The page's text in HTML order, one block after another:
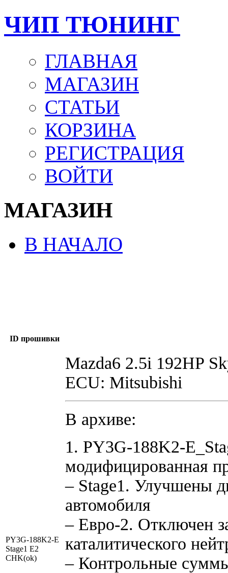
ЧИП ТЮНИНГ
ГЛАВНАЯ
МАГАЗИН
СТАТЬИ
КОРЗИНА
РЕГИСТРАЦИЯ
ВОЙТИ
МАГАЗИН
В НАЧАЛО
ID прошивки
PY3G-188K2-E
Stage1 E2
CHK(ok)
Mazda6 2.5i 192HP
ECU: Mitsubishi
В архиве:
1. PY3G-188K2-
модифицированная
– Stage1. Улучшены
автомобиля
– Евро-2. Отключен
каталитического
– Контрольные